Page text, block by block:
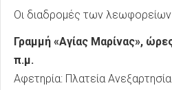
Οι διαδρομές των λεωφορείων
Γραμμή «Αγίας Μαρίνας»,
π.μ.
Αφετηρία: Πλατεία